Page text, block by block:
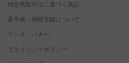
特定商取引法に基づく表記
著作権・商標登録について
リンク・バナー
プライバシーポリシー